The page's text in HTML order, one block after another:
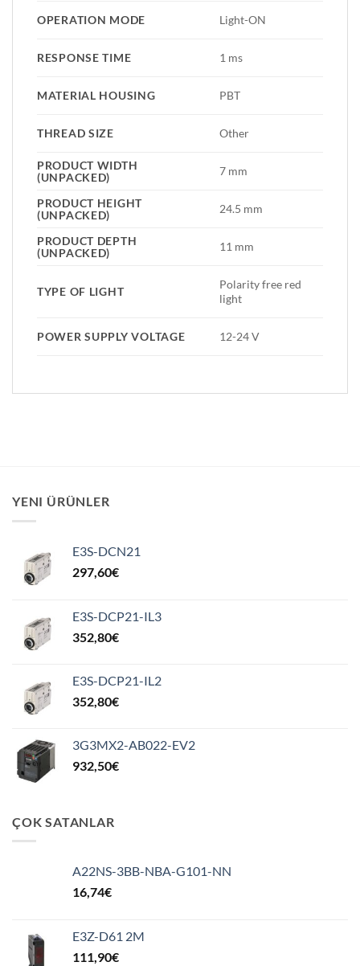
OPERATION MODE Light-ON
RESPONSE TIME 1 ms
MATERIAL HOUSING PBT
THREAD SIZE Other
PRODUCT WIDTH
(UNPACKED)
7 mm
PRODUCT HEIGHT
(UNPACKED)
24.5 mm
PRODUCT DEPTH
(UNPACKED)
11 mm
TYPE OF LIGHT
Polarity free red
light
POWER SUPPLY VOLTAGE 12-24 V
YENI ÜRÜNLER
E3S-DCN21
297,60€
E3S-DCP21-IL3
352,80€
E3S-DCP21-IL2
352,80€
3G3MX2-AB022-EV2
932,50€
ÇOK SATANLAR
A22NS-3BB-NBA-G101-NN
16,74€
E3Z-D61 2M
111,90€